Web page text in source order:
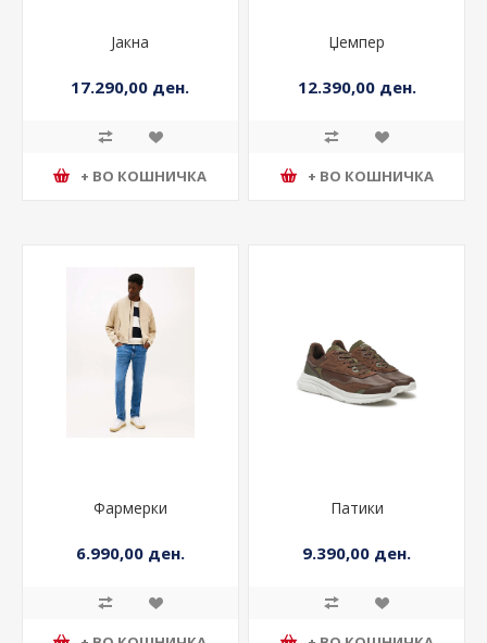
Јакна
17.290,00 ден.
+ ВО КОШНИЧКА
Џемпер
12.390,00 ден.
+ ВО КОШНИЧКА
Фармерки
6.990,00 ден.
Патики
9.390,00 ден.